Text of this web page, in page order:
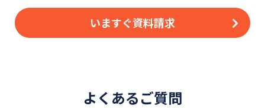
いますぐ資料請求
よくあるご質問